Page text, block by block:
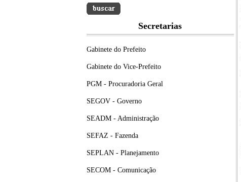
Secretarias
Gabinete do Prefeito
Gabinete do Vice-Prefeito
PGM - Procuradoria Geral
SEGOV - Governo
SEADM - Administração
SEFAZ - Fazenda
SEPLAN - Planejamento
SECOM - Comunicação